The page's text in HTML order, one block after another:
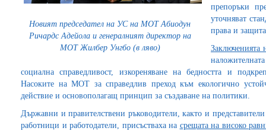
Новият председател на УС на МОТ Абиодун
Ричардс Адейола и генералният директор на
МОТ Жилбер Унгбо (в ляво)
препоръки
уточняват
права и
Заключенията
социална справедливост, изкореняване на бедността и
Насоките на МОТ за справедлив преход към екологично
действие и основополагащ принцип за създаване на политики.
Държавни и правителствени ръководители, както и
работници и работодатели, присъстваха на срещата на високо